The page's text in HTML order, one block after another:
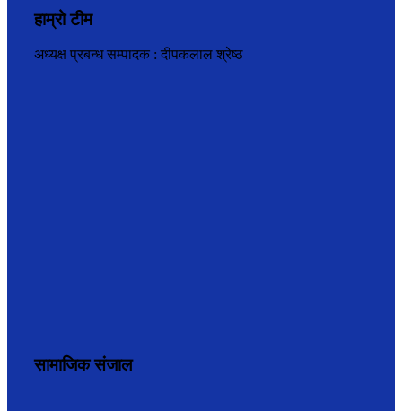
हाम्रो टीम
अध्यक्ष प्रबन्ध सम्पादक : दीपकलाल श्रेष्ठ
सामाजिक संजाल